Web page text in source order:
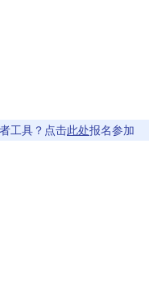
工具？点击此处报名参加